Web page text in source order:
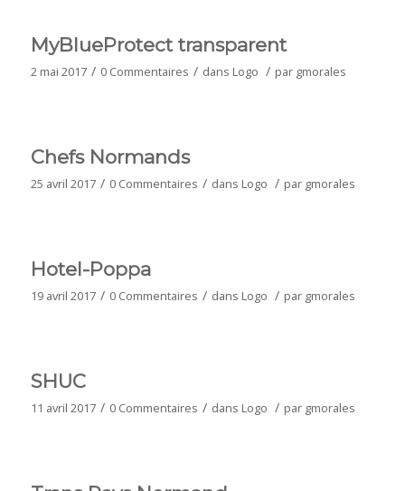
MyBlueProtect transparent
2 mai 2017 / 0 Commentaires / dans Logo / par gmorales
Chefs Normands
25 avril 2017 / 0 Commentaires / dans Logo / par gmorales
Hotel-Poppa
19 avril 2017 / 0 Commentaires / dans Logo / par gmorales
SHUC
11 avril 2017 / 0 Commentaires / dans Logo / par gmorales